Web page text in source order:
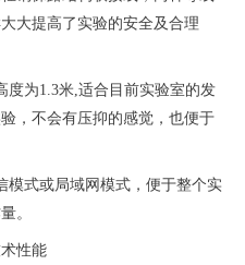
大提高了实验的安全及合理
度为1.3米,适合目前实验室的发
，不会有压抑的感觉，也便于
模式或局域网模式，便于整个实
。
性能